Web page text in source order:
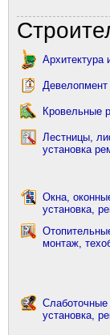
Архитектура
Девелопмент
Кровельные
Лестницы,
установка
Окна,
установка,
монтаж,
установка,